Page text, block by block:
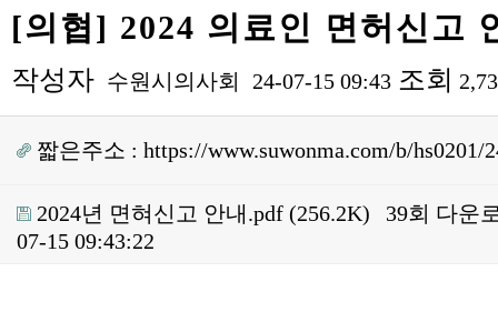
[의협] 2024 의료인 면허신고
작성자 수원시의사회 24-07-15 09:43 조회
짧은주소 : https://www.suwonma.com/b/hs0201/
2024년 면혀신고 안내.pdf (256.2K)
39회 다운
07-15 09:43:22